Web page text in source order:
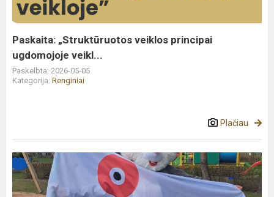
veikl...
Paskaita: „Struktūruotos veiklos principai
ugdomojoje veikl...
Paskelbta: 2026-05-05
Kategorija: Renginiai
Plačiau
Lietuvos
Mažųjų
Žaidynės